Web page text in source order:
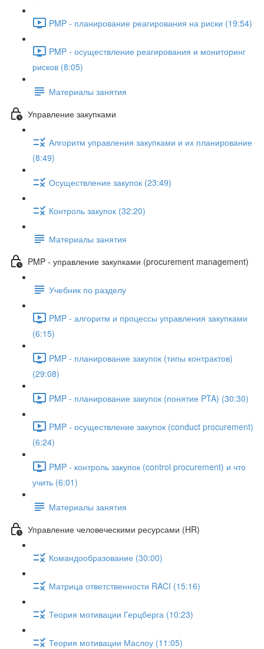
PMP - планирование реагирования на риски (19:54)
PMP - осуществление реагирования и мониторинг
рисков (8:05)
Материалы занятия
Управление закупками
Алгоритм управления закупками и их планирование
(8:49)
Осуществление закупок (23:49)
Контроль закупок (32:20)
Материалы занятия
PMP - управление закупками (procurement management)
Учебник по разделу
PMP - алгоритм и процессы управления закупками
(6:15)
PMP - планирование закупок (типы контрактов)
(29:08)
PMP - планирование закупок (понятие PTA) (30:30)
PMP - осуществление закупок (conduct procurement)
(6:24)
PMP - контроль закупок (control procurement) и что
учить (6:01)
Материалы занятия
Управление человеческими ресурсами (HR)
Командообразование (30:00)
Матрица ответственности RACI (15:16)
Теория мотивации Герцберга (10:23)
Теория мотивации Маслоу (11:05)